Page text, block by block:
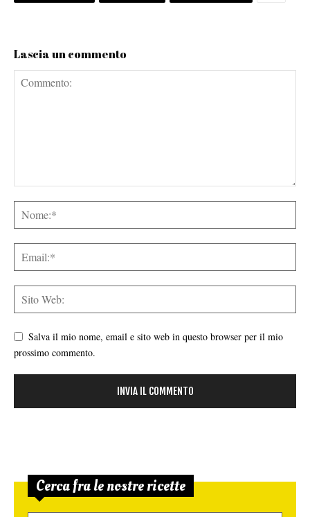
Lascia un commento
Salva il mio nome, email e sito web in questo browser per il mio
prossimo commento.
Cerca fra le nostre ricette